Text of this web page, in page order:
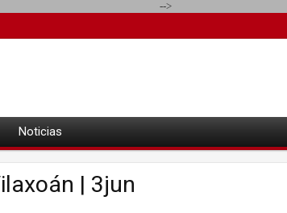
-->
Noticias
| 3jun